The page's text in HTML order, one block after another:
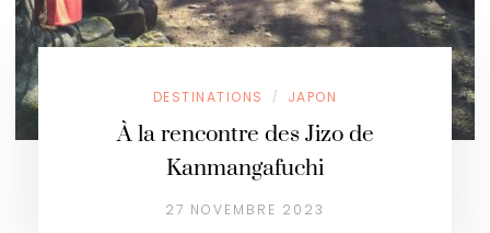
DESTINATIONS / JAPON
À la rencontre des Jizo de
Kanmangafuchi
27 NOVEMBRE 2023